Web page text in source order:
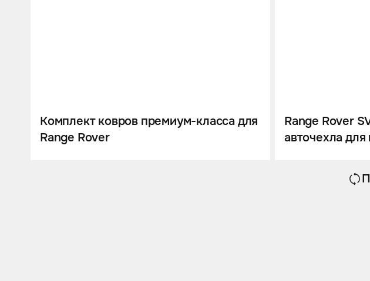
Комплект ковров премиум-класса для
Range Rover
Range Rover
авточехла